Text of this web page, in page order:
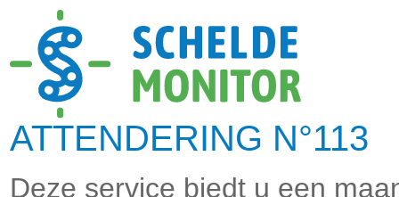
ATTENDERING
Deze service biedt u een